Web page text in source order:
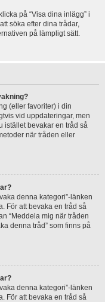
på “Visa dina inlägg” i
söka efter dina trådar,
på lämpligt sätt.
(eller favoriter) i din
vid uppdateringar, men
istället bevakar en tråd så
när tråden eller
denna kategori”-länken
För att bevaka en tråd så
“Meddela mig när tråden
denna tråd” som finns på
denna kategori”-länken
För att bevaka en tråd så